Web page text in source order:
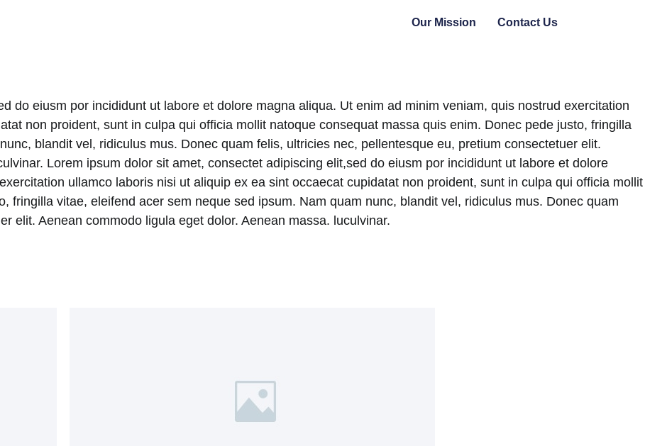
Our Mission Contact Us
do eiusm por incididunt ut labore et dolore magna aliqua. Ut enim ad minim veniam, quis nostrud exercitation
non proident, sunt in culpa qui officia mollit natoque consequat massa quis enim. Donec pede justo, fringilla
blandit vel, ridiculus mus. Donec quam felis, ultricies nec, pellentesque eu, pretium consectetuer elit.
Lorem ipsum dolor sit amet, consectet adipiscing elit,sed do eiusm por incididunt ut labore et dolore
ullamco laboris nisi ut aliquip ex ea sint occaecat cupidatat non proident, sunt in culpa qui officia mollit
fringilla vitae, eleifend acer sem neque sed ipsum. Nam quam nunc, blandit vel, ridiculus mus. Donec quam
elit. Aenean commodo ligula eget dolor. Aenean massa. luculvinar.